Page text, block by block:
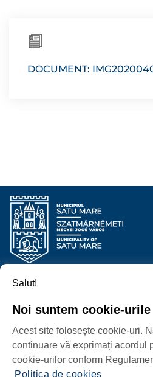
DOCUMENT:
PROTECȚIA
PRIMĂRIA
P-ȚA 25 OCTOMBRIE, NR. 1
Salut!
Noi suntem cookie-urile
Acest site folosește cookie-uri.
continuare vă exprimați acordul
cookie-urilor conform
Politica de cookies